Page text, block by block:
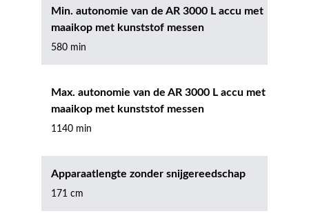
Min. autonomie van de AR 3000 L accu met
maaikop met kunststof messen
580 min
Max. autonomie van de AR 3000 L accu met
maaikop met kunststof messen
1140 min
Apparaatlengte zonder snijgereedschap
171 cm